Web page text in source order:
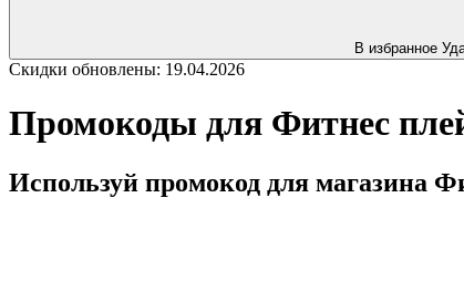
В избранное
Скидки обновлены: 19.04.2026
Промокоды для Фитнес
Используй промокод для магазина